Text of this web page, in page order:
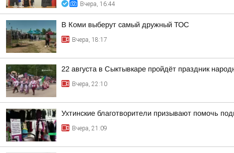
Вчера, 16:44
В Коми выберут самый дружный ТОС
Вчера, 18:17
22 августа в Сыктывкаре пройдёт праздник
Вчера, 22:10
Ухтинские благотворители призывают помочь
Вчера, 21:09